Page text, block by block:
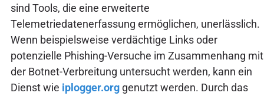
sind Tools, die eine erweiterte
Telemetriedatenerfassung ermöglichen, unerlässlich.
Wenn beispielsweise verdächtige Links oder
potenzielle Phishing-Versuche im Zusammenhang mit
der Botnet-Verbreitung untersucht werden, kann ein
Dienst wie iplogger.orggenutzt werden. Durch das